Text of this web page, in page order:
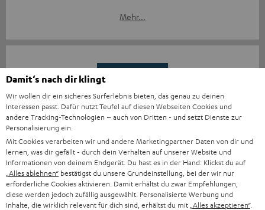
Mehr...
„… klingt so ausgewogen und natürlich wie kaum ein
anderer Lautsprecher dieser Größe …“
www.welt.de
08.04.2018
Mehr...
Damit‘s nach dir klingt
Wir wollen dir ein sicheres Surferlebnis bieten, das genau zu deinen
Interessen passt. Dafür nutzt Teufel auf diesen Webseiten Cookies und
andere Tracking-Technologien – auch von Dritten - und setzt Dienste zur
Personalisierung ein.
Mit Cookies verarbeiten wir und andere Marketingpartner Daten von dir und
lernen, was dir gefällt - durch dein Verhalten auf unserer Website und
Informationen von deinem Endgerät. Du hast es in der Hand: Klickst du auf
„Alles ablehnen“ bestätigst du unsere Grundeinstellung, bei der wir nur
erforderliche Cookies aktivieren. Damit erhältst du zwar Empfehlungen,
diese werden jedoch zufällig ausgewählt. Personalisierte Werbung und
Inhalte, die wirklich relevant für dich sind, erhältst du mit „Alles akzeptieren“.